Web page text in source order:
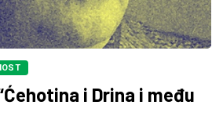
i Drina i među